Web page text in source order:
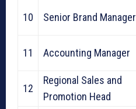
10 Senior Brand Manager
11 Accounting Manager
12
Regional Sales and
Promotion Head